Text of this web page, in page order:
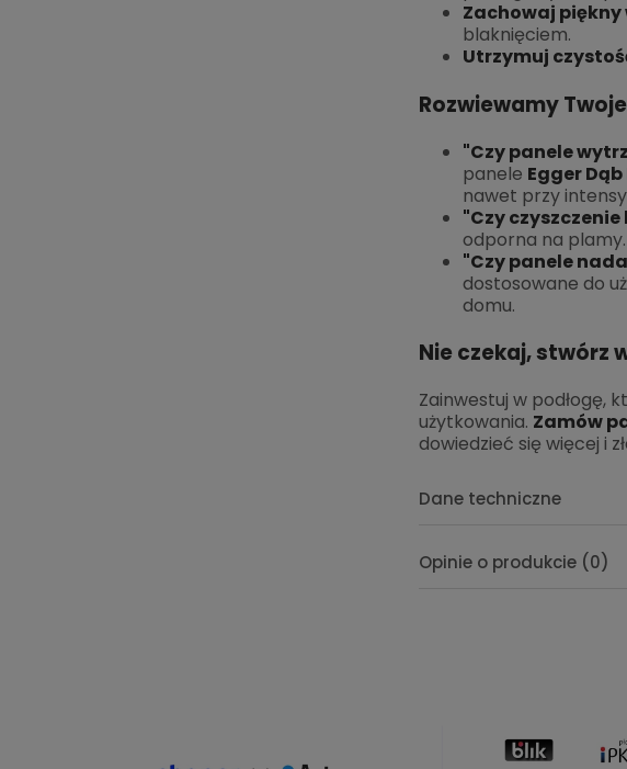
Zachowaj
blaknięciem.
Utrzymuj
Rozwiewamy
"Czy panele
panele Egger
nawet przy
"Czy
odporna na
"Czy panele
dostosowane do
domu.
Nie czekaj, stwórz
Zainwestuj w podłogę,
użytkowania. Zamów
dowiedzieć się więcej i
Dane techniczne
Opinie o produkcie (0)